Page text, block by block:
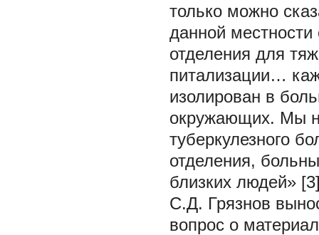
только можно
данной
отделения для
питализации…
изолирован в
окружающих. Мы
туберкулезного
отделения,
близких людей»
С.Д. Грязнов
вопрос о